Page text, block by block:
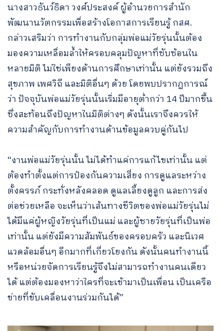
นางสาวธันว์ธิดา วงศ์ประสงค์ ผู้อำนวยการสำนัก
พัฒนานวัตกรรมเพื่อสร้างโอกาสการเรียนรู้ กสศ.
กล่าวเสริมว่า การทำงานกับกลุ่มพ่อแม่วัยรุ่นนั้นต้อง
มองความเหลื่อมล้ำให้ครอบคลุมปัญหาที่ซับซ้อนใน
หลายมิติ ไม่ใช่เพียงด้านการศึกษาเท่านั้น แต่ยังรวมถึง
สุขภาพ เพศวิถี และมิติอื่นๆ ด้วย โดยพบปรากฏการณ์
ว่า ปัจจุบันพ่อแม่วัยรุ่นนั้นเริ่มมีอายุต่ำกว่า 14 ปีมากขึ้น
ซึ่งสะท้อนถึงปัญหาในมิติต่างๆ ดังนั้นเราจึงควรให้
ความสำคัญกับการทำงานด้านข้อมูลควบคู่กันไป
“งานพ่อแม่วัยรุ่นนั้น ไม่ได้ทำแค่การแก้ไขเท่านั้น แต่
ต้องทำตั้งแต่การป้องกันความเสี่ยง การดูแลระหว่าง
ตั้งครรภ์ กระทั่งหลังคลอด ดูแลเลี้ยงดูลูก และการส่ง
ต่อช่วยเหลือ จะเห็นว่าเส้นทางชีวิตของพ่อแม่วัยรุ่นไม่
ได้มีแค่ผู้หญิงวัยรุ่นที่เป็นแม่ และผู้ชายวัยรุ่นที่เป็นพ่อ
เท่านั้น แต่ยังมีความสัมพันธ์ของครอบครัว และนิเวศ
แวดล้อมอื่นๆ อีกมากที่เกี่ยวโยงกัน ดังนั้นคนทำงานนี้
หรือหน่วยจัดการเรียนรู้จึงไม่สามารถทำงานคนเดียว
ได้ แต่ต้องมองหาว่าใครที่จะเข้ามาเป็นเพื่อน เป็นเครือ
ข่ายที่ขับเคลื่อนงานร่วมกันได้”